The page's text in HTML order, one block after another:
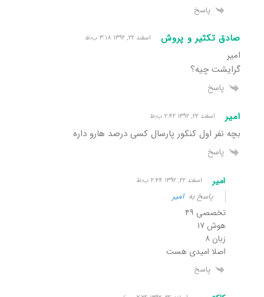
پاسخ
صادق تکثیر و پروش اسفند ۲۲, ۱۳۹۲ ۳:۱۸ ب٫ظ
امیر
گرایشت چیه؟
پاسخ
امیر اسفند ۲۲, ۱۳۹۲ ۲:۴۲ ب٫ظ
بچه نفر اول کنکور پارسال کسی درصد هارو داره
پاسخ
امیر اسفند ۲۲, ۱۳۹۲ ۲:۴۴ ب٫ظ
پاسخ بهامیر
تخصصی ۴۹
هوش ۱۷
زبان ۸
اصلا امیدی هست
پاسخ